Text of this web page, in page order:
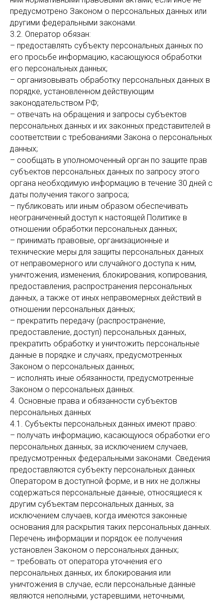
предусмотрено Законом о персональных данных или
другими федеральными законами.
3.2. Оператор обязан:
– предоставлять субъекту персональных данных по
его просьбе информацию, касающуюся обработки
его персональных данных;
– организовывать обработку персональных данных в
порядке, установленном действующим
законодательством РФ;
– отвечать на обращения и запросы субъектов
персональных данных и их законных представителей в
соответствии с требованиями Закона о персональных
данных;
– сообщать в уполномоченный орган по защите прав
субъектов персональных данных по запросу этого
органа необходимую информацию в течение 30 дней с
даты получения такого запроса;
– публиковать или иным образом обеспечивать
неограниченный доступ к настоящей Политике в
отношении обработки персональных данных;
– принимать правовые, организационные и
технические меры для защиты персональных данных
от неправомерного или случайного доступа к ним,
уничтожения, изменения, блокирования, копирования,
предоставления, распространения персональных
данных, а также от иных неправомерных действий в
отношении персональных данных;
– прекратить передачу (распространение,
предоставление, доступ) персональных данных,
прекратить обработку и уничтожить персональные
данные в порядке и случаях, предусмотренных
Законом о персональных данных;
– исполнять иные обязанности, предусмотренные
Законом о персональных данных.
4. Основные права и обязанности субъектов
персональных данных
4.1. Субъекты персональных данных имеют право:
– получать информацию, касающуюся обработки его
персональных данных, за исключением случаев,
предусмотренных федеральными законами. Сведения
предоставляются субъекту персональных данных
Оператором в доступной форме, и в них не должны
содержаться персональные данные, относящиеся к
другим субъектам персональных данных, за
исключением случаев, когда имеются законные
основания для раскрытия таких персональных данных.
Перечень информации и порядок ее получения
установлен Законом о персональных данных;
– требовать от оператора уточнения его
персональных данных, их блокирования или
уничтожения в случае, если персональные данные
являются неполными, устаревшими, неточными,